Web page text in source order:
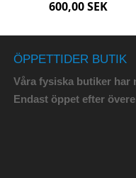
600,00 SEK
ÖPPETTIDER BUTIK
Våra fysiska butiker har
Endast öppet efter